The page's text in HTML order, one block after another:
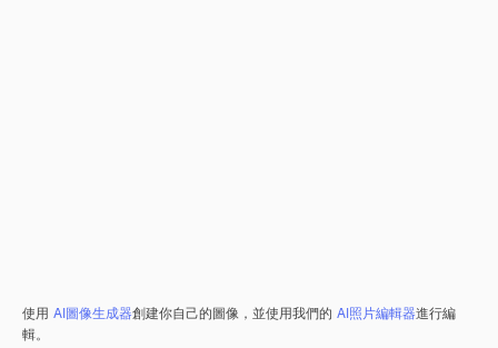
使用 AI圖像生成器創建你自己的圖像，並使用我們的 AI照片編輯器進行編
輯。